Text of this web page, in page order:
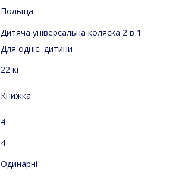
Польща
Дитяча універсальна коляска 2 в 1
Для однієї дитини
22 кг
Книжка
4
4
Одинарні